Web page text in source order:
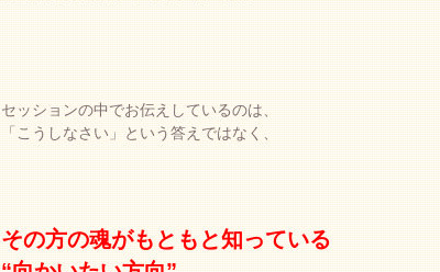
セッションの中でお伝えしているのは、
「こうしなさい」という答えではなく、
その方の魂がもともと知っている